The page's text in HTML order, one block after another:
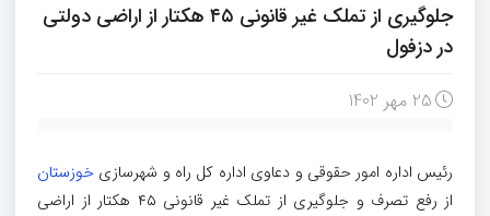
جلوگیری از تملک غیر قانونی ۴۵ هکتار از اراضی دولتی
در دزفول
25 مهر 1402
رئیس اداره امور حقوقی و دعاوی اداره کل راه و شهرسازی خوزستان
از رفع تصرف و جلوگیری از تملک غیر قانونی ۴۵ هکتار از اراضی